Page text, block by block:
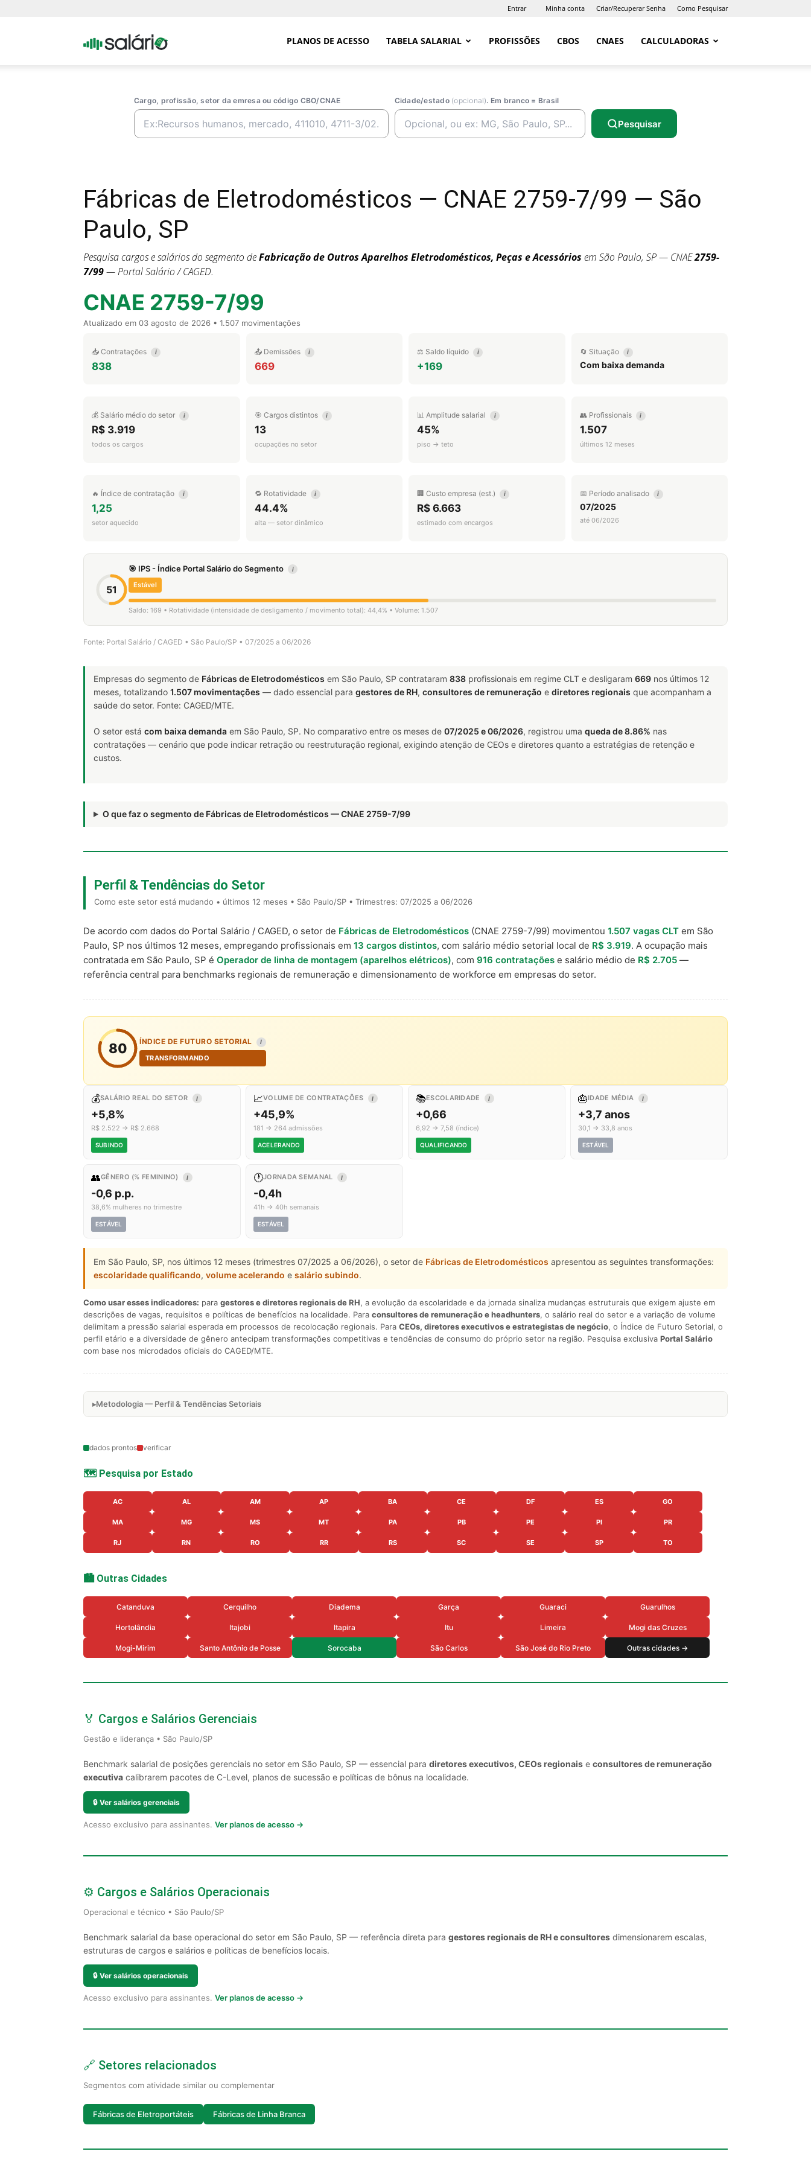
Entrar Minha conta Criar/Recuperar Senha Como Pesquisar
Portal PLANOS DE ACESSO TABELA SALARIAL PROFISSÕES CBOS CNAES CALCULADORAS
Cargo, profissão, setor da emresa ou código CBO/CNAE Cidade/estado (opcional). Em branco = Brasil
Pesquisar
Fábricas de Eletrodomésticos — CNAE 2759-7/99 — São
Paulo, SP
Pesquisa cargos e salários do segmento deFabricação de Outros Aparelhos Eletrodomésticos, Peças e Acessórios em São Paulo, SP — CNAE2759-
7/99— Portal Salário / CAGED.
CNAE 2759-7/99
Atualizado em 03 agosto de 2026 • 1.507 movimentações
📥 Contratações i
838
📤 Demissões i
669
⚖️ Saldo líquido i
+169
🔄 Situação i
Com baixa demanda
💰 Salário médio do setor i
R$ 3.919
todos os cargos
🎯 Cargos distintos i
13
ocupações no setor
📊 Amplitude salarial i
45%
piso → teto
👥 Profissionais i
1.507
últimos 12 meses
🔥 Índice de contratação i
1,25
setor aquecido
🔁 Rotatividade i
44.4%
alta — setor dinâmico
🏢 Custo empresa (est.) i
R$ 6.663
estimado com encargos
📅 Período analisado i
07/2025
até 06/2026
51
🎯 IPS - Índice Portal Salário do Segmento i
Estável
Saldo: 169 • Rotatividade (intensidade de desligamento / movimento total): 44,4% • Volume: 1.507
Fonte: Portal Salário / CAGED • São Paulo/SP • 07/2025 a 06/2026
Empresas do segmento de Fábricas de Eletrodomésticos em São Paulo, SP contrataram 838 profissionais em regime CLT e desligaram 669 nos últimos 12
meses, totalizando 1.507 movimentações — dado essencial para gestores de RH, consultores de remuneração e diretores regionais que acompanham a
saúde do setor. Fonte: CAGED/MTE.
O setor está com baixa demanda em São Paulo, SP. No comparativo entre os meses de 07/2025 e 06/2026, registrou uma queda de 8.86% nas
contratações — cenário que pode indicar retração ou reestruturação regional, exigindo atenção de CEOs e diretores quanto a estratégias de retenção e
custos.
O que faz o segmento de Fábricas de Eletrodomésticos — CNAE 2759-7/99
Perfil & Tendências do Setor
Como este setor está mudando • últimos 12 meses • São Paulo/SP • Trimestres: 07/2025 a 06/2026
De acordo com dados do Portal Salário / CAGED, o setor de Fábricas de Eletrodomésticos (CNAE 2759-7/99) movimentou 1.507 vagas CLT em São
Paulo, SP nos últimos 12 meses, empregando profissionais em 13 cargos distintos, com salário médio setorial local de R$ 3.919. A ocupação mais
contratada em São Paulo, SP é Operador de linha de montagem (aparelhos elétricos), com 916 contratações e salário médio de R$ 2.705 —
referência central para benchmarks regionais de remuneração e dimensionamento de workforce em empresas do setor.
80 ÍNDICE DE FUTURO SETORIAL I
TRANSFORMANDO
💰SALÁRIO REAL DO SETOR I
+5,8%
R$ 2.522 → R$ 2.668
SUBINDO
📈VOLUME DE CONTRATAÇÕES I
+45,9%
181 → 264 admissões
ACELERANDO
📚ESCOLARIDADE I
+0,66
6,92 → 7,58 (índice)
QUALIFICANDO
🎂IDADE MÉDIA I
+3,7 anos
30,1 → 33,8 anos
ESTÁVEL
👥GÊNERO (% FEMININO) I
-0,6 p.p.
38,6% mulheres no trimestre
ESTÁVEL
🕐JORNADA SEMANAL I
-0,4h
41h → 40h semanais
ESTÁVEL
Em São Paulo, SP, nos últimos 12 meses (trimestres 07/2025 a 06/2026), o setor de Fábricas de Eletrodomésticos apresentou as seguintes transformações:
escolaridade qualificando, volume acelerando e salário subindo.
Como usar esses indicadores: para gestores e diretores regionais de RH, a evolução da escolaridade e da jornada sinaliza mudanças estruturais que exigem ajuste em
descrições de vagas, requisitos e políticas de benefícios na localidade. Para consultores de remuneração e headhunters, o salário real do setor e a variação de volume
delimitam a pressão salarial esperada em processos de recolocação regionais. Para CEOs, diretores executivos e estrategistas de negócio, o Índice de Futuro Setorial, o
perfil etário e a diversidade de gênero antecipam transformações competitivas e tendências de consumo do próprio setor na região. Pesquisa exclusiva Portal Salário
com base nos microdados oficiais do CAGED/MTE.
Metodologia — Perfil & Tendências Setoriais
dados prontos verificar
🗺️ Pesquisa por Estado
AC AL AM AP BA CE DF ES GO
MA MG MS MT PA PB PE PI PR
RJ RN RO RR RS SC SE SP TO
🏙️ Outras Cidades
Catanduva Cerquilho Diadema Garça Guaraci Guarulhos
Hortolândia Itajobi Itapira Itu Limeira Mogi das Cruzes
Mogi-Mirim Santo Antônio de Posse Sorocaba São Carlos São José do Rio Preto Outras cidades →
🏅 Cargos e Salários Gerenciais
Gestão e liderança • São Paulo/SP
Benchmark salarial de posições gerenciais no setor em São Paulo, SP — essencial para diretores executivos, CEOs regionais e consultores de remuneração
executiva calibrarem pacotes de C-Level, planos de sucessão e políticas de bônus na localidade.
🔒 Ver salários gerenciais
Acesso exclusivo para assinantes. Ver planos de acesso →
⚙️ Cargos e Salários Operacionais
Operacional e técnico • São Paulo/SP
Benchmark salarial da base operacional do setor em São Paulo, SP — referência direta para gestores regionais de RH e consultores dimensionarem escalas,
estruturas de cargos e salários e políticas de benefícios locais.
🔒 Ver salários operacionais
Acesso exclusivo para assinantes. Ver planos de acesso →
🔗 Setores relacionados
Segmentos com atividade similar ou complementar
Fábricas de Eletroportáteis Fábricas de Linha Branca